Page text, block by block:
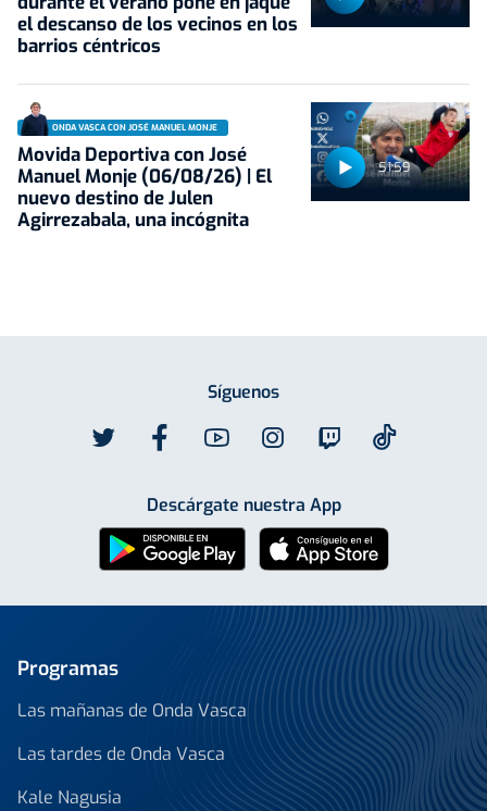
el descanso de los vecinos en los
barrios céntricos
51:59
ONDA VASCA CON JOSÉ MANUEL MONJE
Movida Deportiva con José
Manuel Monje (06/08/26) | El
nuevo destino de Julen
Agirrezabala, una incógnita
Síguenos
Descárgate nuestra App
Programas
Las mañanas de Onda Vasca
Las tardes de Onda Vasca
Kale Nagusia